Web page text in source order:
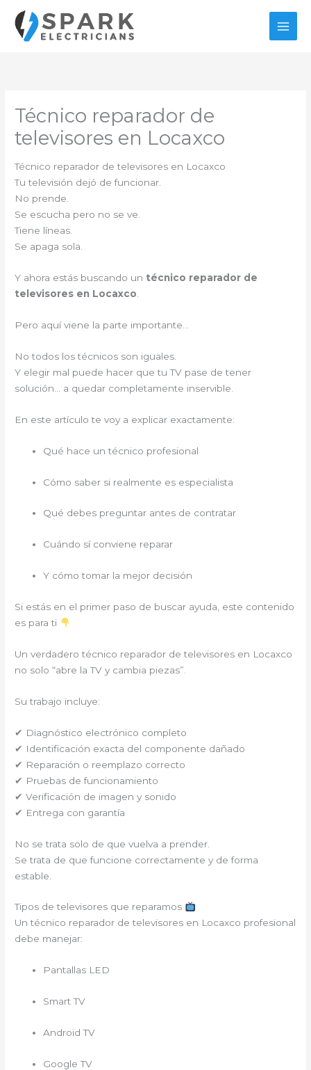
contenido
Técnico reparador de
televisores en Locaxco
Técnico reparador de televisores en Locaxco
Tu televisión dejó de funcionar.
No prende.
Se escucha pero no se ve.
Tiene líneas.
Se apaga sola.
Y ahora estás buscando un técnico reparador de
televisores en Locaxco
Pero aquí viene la parte importante…
No todos los técnicos son iguales.
Y elegir mal puede hacer que tu TV pase de tener
solución… a quedar completamente inservible.
En este artículo te voy a explicar exactamente:
Qué hace un técnico profesional
Cómo saber si realmente es especialista
Qué debes preguntar antes de contratar
Cuándo sí conviene reparar
Y cómo tomar la mejor decisión
Si estás en el primer paso de buscar ayuda, este contenido
es para ti
Un verdadero técnico reparador de televisores en Locaxco
no solo “abre la TV y cambia piezas”.
Su trabajo incluye:
✔ Diagnóstico electrónico completo
✔ Identificación exacta del componente dañado
✔ Reparación o reemplazo correcto
✔ Pruebas de funcionamiento
✔ Verificación de imagen y sonido
✔ Entrega con garantía
No se trata solo de que vuelva a prender.
Se trata de que funcione correctamente y de forma
estable.
Tipos de televisores que reparamos
Un técnico reparador de televisores en Locaxco profesional
debe manejar:
Pantallas LED
Smart TV
Android TV
Google TV